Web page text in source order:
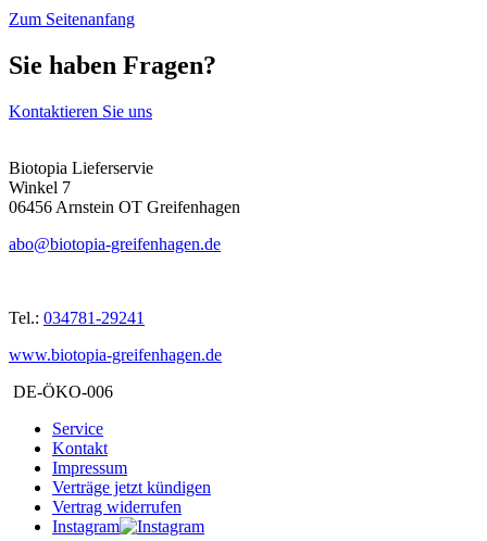
Zum Seitenanfang
Sie haben Fragen?
Kontaktieren Sie uns
Biotopia Lieferservie
Winkel 7
06456 Arnstein OT Greifenhagen
abo@biotopia-greifenhagen.de
Tel.: 034781-29241
www.biotopia-greifenhagen.de
DE-ÖKO-006
Service
Kontakt
Impressum
Verträge jetzt kündigen
Vertrag widerrufen
Instagram